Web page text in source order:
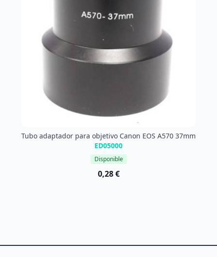
Tubo adaptador para objetivo Canon EOS A570 37mm
ED05000
Disponible
0,28 €